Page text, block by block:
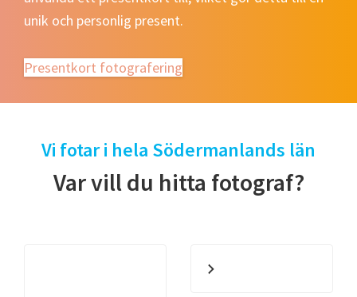
unik och personlig present.
Presentkort fotografering
Vi fotar i hela Södermanlands län
Var vill du hitta fotograf?